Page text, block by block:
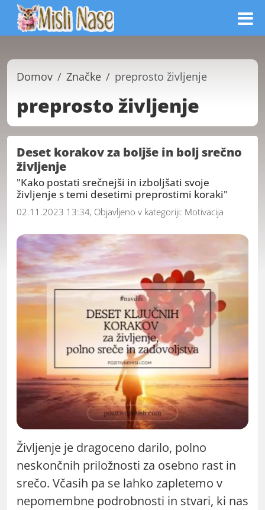
Domov Značke preprosto življenje
preprosto življenje
Deset korakov za boljše in bolj srečno
življenje
"Kako postati srečnejši in izboljšati svoje
življenje s temi desetimi preprostimi koraki"
02.11.2023 13:34, Objavljeno v kategoriji: Motivacija
Življenje je dragoceno darilo, polno
neskončnih priložnosti za osebno rast in
srečo. Včasih pa se lahko zapletemo v
nepomembne podrobnosti in stvari, ki nas